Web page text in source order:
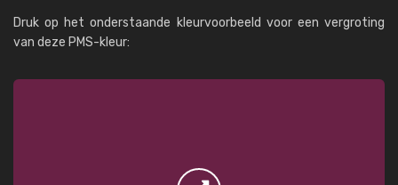
Druk op het onderstaande kleurvoorbeeld voor een vergroting
van deze PMS-kleur: